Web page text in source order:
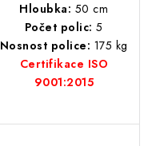
Hloubka: 50 cm
Počet polic: 5
Nosnost police: 175 kg
Certifikace ISO
9001:2015